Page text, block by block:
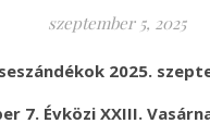
szeptember 5, 2025
2025.
7. Évközi XXIII.